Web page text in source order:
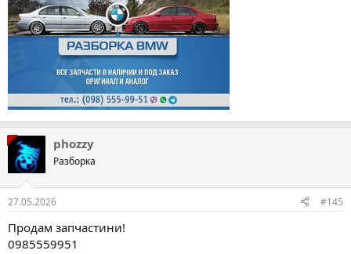
phozzy
Разборка
27.05.2026 #145
Продам запчастини!
0985559951